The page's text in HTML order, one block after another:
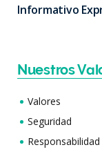
Informativo
Nuestros
Valores
Seguridad
Responsabilidad